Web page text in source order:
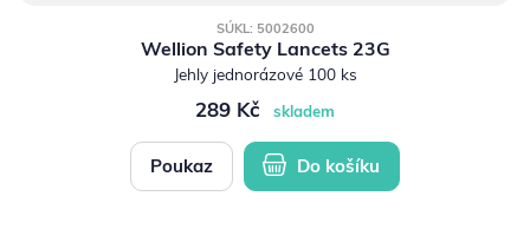
SÚKL: 5002600
Wellion Safety Lancets 23G
Jehly jednorázové 100 ks
289 Kč skladem
Poukaz Do košíku